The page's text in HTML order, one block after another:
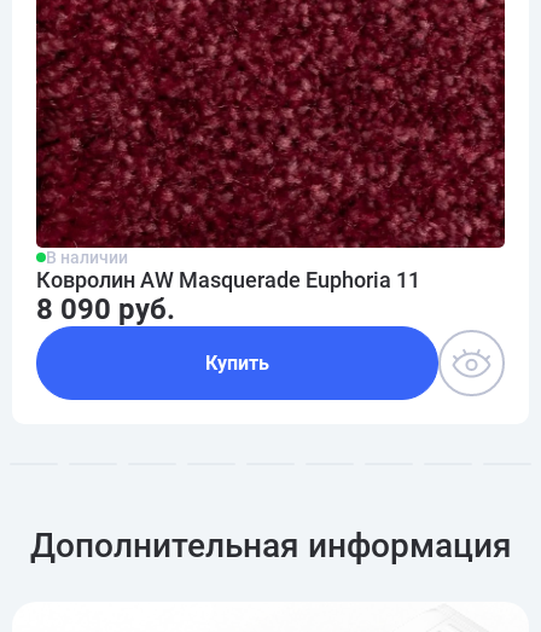
В наличии
Ковролин AW Masquerade Euphoria 11
8 090 руб.
Купить
Дополнительная информация